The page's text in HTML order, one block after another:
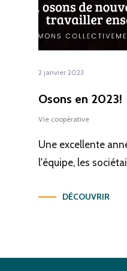
2 janvier 2023
Osons en 2023!
Vie coopérative
Une excellente
l'équipe, les
DÉCOUVRIR